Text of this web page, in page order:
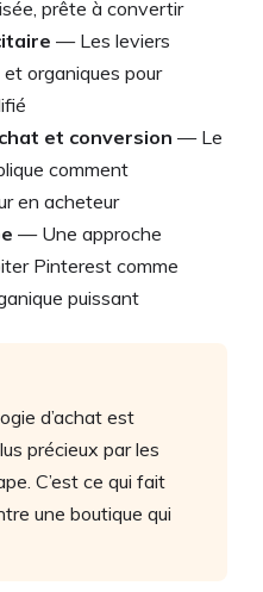
prête à convertir
— Les leviers
organiques pour
et conversion — Le
comment
en acheteur
— Une approche
Pinterest comme
puissant
d’achat est
précieux par les
C’est ce qui fait
une boutique qui